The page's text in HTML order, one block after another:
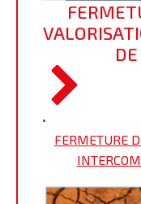
•
FERMETURE